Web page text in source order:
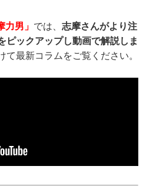
力男」 では、 志摩さんがより注
ピックアップし動画で解説しま
て最新コラムをご覧ください。